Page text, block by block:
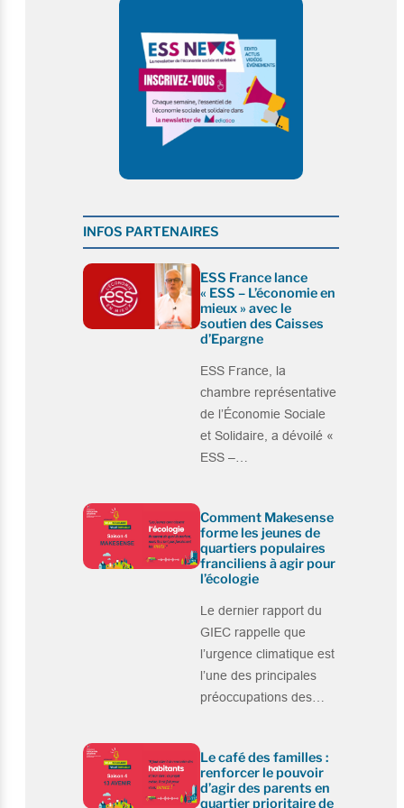
INFOS PARTENAIRES
ESS France lance
« ESS – L’économie en
mieux » avec le
soutien des Caisses
d’Epargne
ESS France, la
chambre représentative
de l’Économie Sociale
et Solidaire, a dévoilé «
ESS –…
Comment Makesense
forme les jeunes de
quartiers populaires
franciliens à agir pour
l’écologie
Le dernier rapport du
GIEC rappelle que
l’urgence climatique est
l’une des principales
préoccupations des…
Le café des familles :
renforcer le pouvoir
d’agir des parents en
quartier prioritaire de